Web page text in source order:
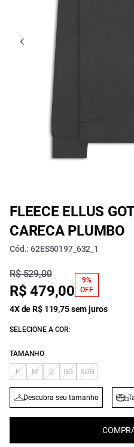
FLEECE ELLUS
CARECA PLUMBO
Cód.: 62ES50197_632_1
R$ 529,00
R$ 479,00
9%
OFF
4X de R$ 119,75 sem juros
SELECIONE A COR:
TAMANHO
P M G GG XGG
Descubra seu tamanho